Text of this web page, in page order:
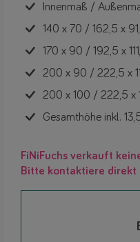
Innenmaß /
140 x 70 / 162,5 x
170 x 90 / 192,5 x
200 x 90 / 222,5 x
200 x 100 / 222,5 x
Gesamthöhe inkl.
FiNiFuchs verkauft
Bitte kontaktiere direkt